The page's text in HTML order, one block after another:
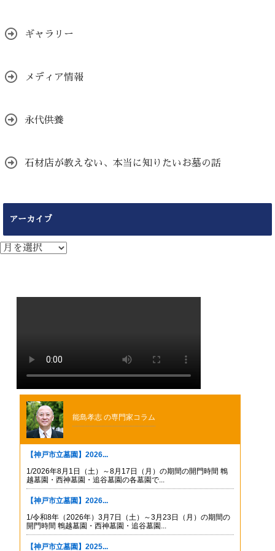
ギャラリー
メディア情報
永代供養
石材店が教えない、本当に知りたいお墓の話
アーカイブ
ア
ー